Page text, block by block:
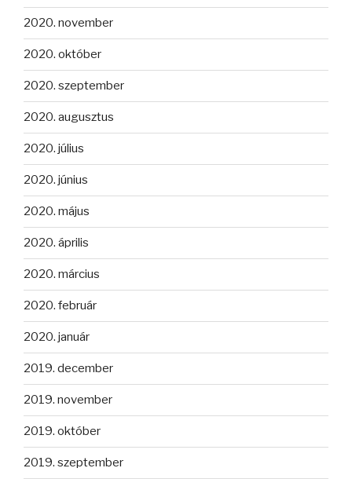
2020. november
2020. október
2020. szeptember
2020. augusztus
2020. július
2020. június
2020. május
2020. április
2020. március
2020. február
2020. január
2019. december
2019. november
2019. október
2019. szeptember